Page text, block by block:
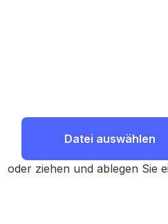
Datei auswählen
oder ziehen und ablegen Sie